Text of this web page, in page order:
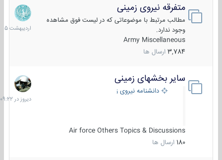
متفرقه نیروی زمینی
مطالب مرتبط با موضوعاتی که در لیست فوق مشاهده
وجود ندارد.
Army Miscellaneous
3,784 ارسال ها
27
1405
سایر بخشهای زمینی
دانشنامه نیروی زمینی
Air force Others Topics & Discussions
180 ارسال ها
دیروز
در
09:22